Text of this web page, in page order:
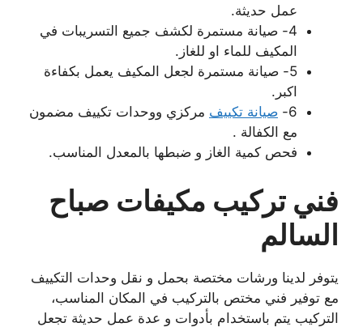
عمل حديثة.
4- صيانة مستمرة لكشف جميع التسريبات في
المكيف للماء او للغاز.
5- صيانة مستمرة لجعل المكيف يعمل بكفاءة
اكبر.
6-
صيانة تكييف مركزي ووحدات تكييف مضمون
مع الكفالة .
فحص كمية الغاز و ضبطها بالمعدل المناسب.
فني تركيب مكيفات صباح
السالم
يتوفر لدينا ورشات مختصة بحمل و نقل وحدات التكييف
مع توفير فني مختص بالتركيب في المكان المناسب،
التركيب يتم باستخدام بأدوات و عدة عمل حديثة تجعل